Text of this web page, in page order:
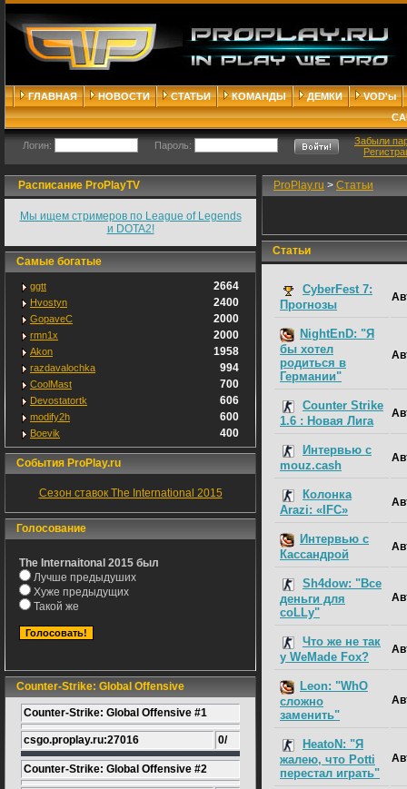
ГЛАВНАЯ НОВОСТИ СТАТЬИ КОМАНДЫ ДЕМКИ
VOD'ы
Логин: Пароль:
Забыли
Расписание ProPlayTV
Мы ищем стримеров по League of Legends
и DOTA2!
Самые богатые
ggtt 2664
Hvostyn 2400
GopaveC 2000
rmn1x 2000
Akon 1958
razdavalochka 994
CoolMast 700
Devostatortk 606
modify2h 600
Boevik 400
События ProPlay.ru
Сезон ставок The International 2015
Голосование
The Internaitonal 2015 был
Лучше предыдуших
Хуже предыдущих
Такой же
Counter-Strike: Global Offensive
Counter-Strike: Global Offensive #1
csgo.proplay.ru:27016 0/
Counter-Strike: Global Offensive #2
ProPlay.ru > Статьи
Статьи
СyberFest 7:
Прогнозы
NightEnD: "Я
бы хотел
родиться в
Германии"
Counter Strike
1.6 : Новая Лига
Интервью с
mouz.cash
Колонка
Arazi: «IFC»
Интервью с
Кассандрой
Sh4dow: "Все
деньги для
coLLy"
Что же не так
у WeMade Fox?
Leon: "WhO
сложно
заменить"
HeatoN: "Я
жалею, что Potti
перестал играть"